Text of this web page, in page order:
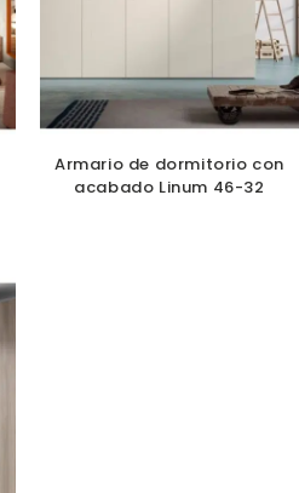
Armario de dormitorio con
acabado Linum 46-32